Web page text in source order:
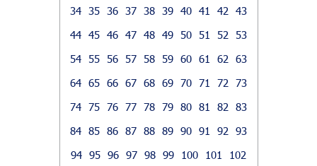
34 35 36 37 38 39 40 41 42
43
44 45 46 47 48 49 50 51 52
53
54 55 56 57 58 59 60 61 62
63
64 65 66 67 68 69 70 71 72
73
74 75 76 77 78 79 80 81 82
83
84 85 86 87 88 89 90 91 92
93
94 95 96 97 98 99 100 101
102